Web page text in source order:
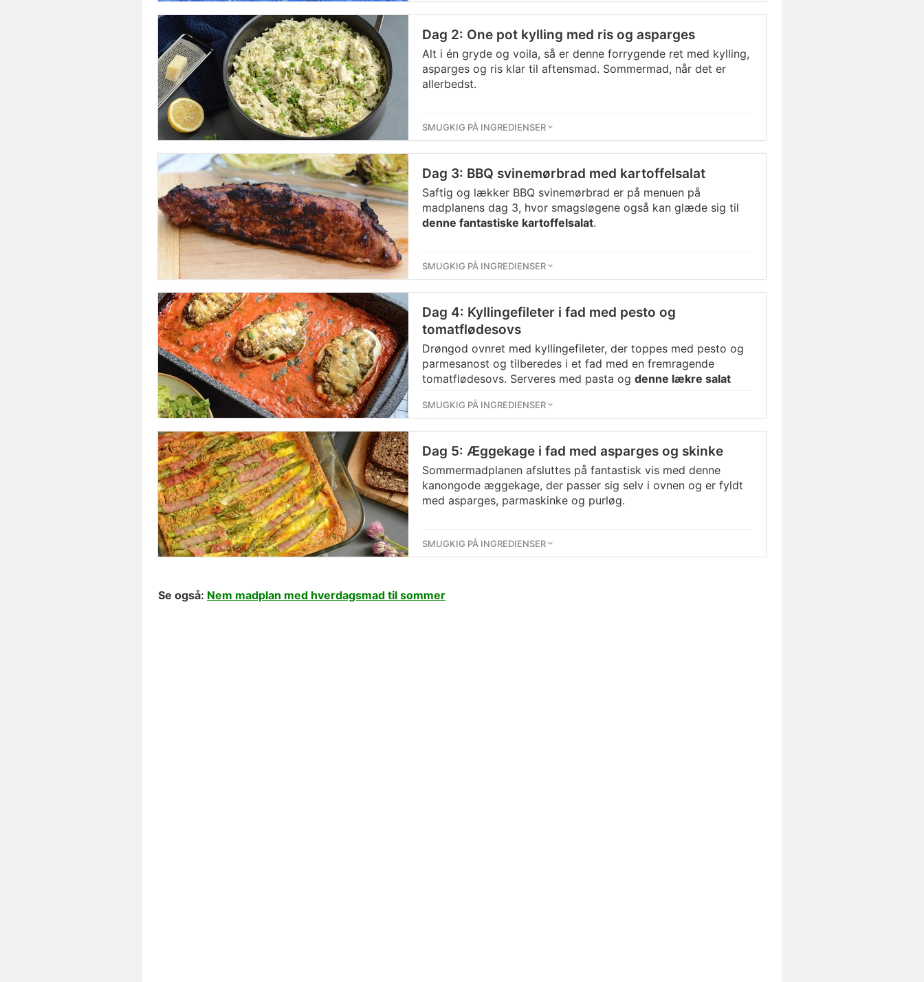
Dag 2: One pot kylling med ris og asparges
Alt i én gryde og voila, så er denne forrygende ret med kylling,
asparges og ris klar til aftensmad. Sommermad, når det er
allerbedst.
SMUGKIG PÅ INGREDIENSER
Dag 3: BBQ svinemørbrad med kartoffelsalat
Saftig og lækker BBQ svinemørbrad er på menuen på
madplanens dag 3, hvor smagsløgene også kan glæde sig til
denne fantastiske kartoffelsalat.
SMUGKIG PÅ INGREDIENSER
Dag 4: Kyllingefileter i fad med pesto og
tomatflødesovs
Drøngod ovnret med kyllingefileter, der toppes med pesto og
parmesanost og tilberedes i et fad med en fremragende
tomatflødesovs. Serveres med pasta og denne lækre salat
SMUGKIG PÅ INGREDIENSER
Dag 5: Æggekage i fad med asparges og skinke
Sommermadplanen afsluttes på fantastisk vis med denne
kanongode æggekage, der passer sig selv i ovnen og er fyldt
med asparges, parmaskinke og purløg.
SMUGKIG PÅ INGREDIENSER
Se også: Nem madplan med hverdagsmad til sommer